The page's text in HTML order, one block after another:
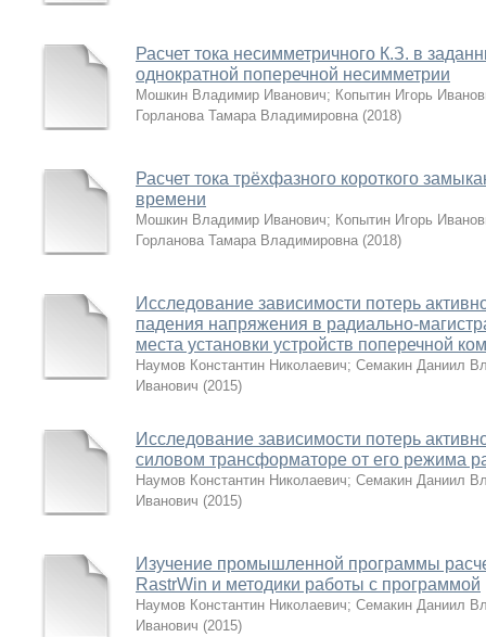
Расчет тока несимметричного К.З. в
однократной поперечной несимметрии
Мошкин Владимир Иванович; Копытин Игорь
Горланова Тамара Владимировна (2018)
Расчет тока трёхфазного короткого
времени
Мошкин Владимир Иванович; Копытин Игорь
Горланова Тамара Владимировна (2018)
Исследование зависимости потерь
падения напряжения в радиально-
места установки устройств поперечной
Наумов Константин Николаевич; Семакин Даниил
Иванович (2015)
Исследование зависимости потерь
силовом трансформаторе от его режима
Наумов Константин Николаевич; Семакин Даниил
Иванович (2015)
Изучение промышленной программы
RastrWin и методики работы с программой
Наумов Константин Николаевич; Семакин Даниил
Иванович (2015)